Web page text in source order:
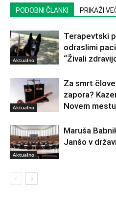
PODOBNI ČLANKI PRIKAŽI
Aktualno
Terapevtski
odraslimi
“Živali
Aktualno
Za smrt
zapora?
Novem
Aktualno
Maruša
Janšo v